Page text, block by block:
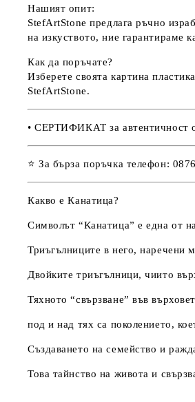
Нашият опит:
StefArtStone предлага ръчно
на изкуството, ние гарантираме
Как да поръчате?
Изберете своята картина
StefArtStone.
• СЕРТИФИКАТ за автентичност
⭐ За бърза поръчка телефон:
Какво е Канатица?
Символът “Канатица” е една от
Триъгълниците в него, наречени
Двойките триъгълници, чиито
Тяхното “свързване” във
под и над тях са поколението,
Създаването на семейство и
Това тайнство на живота и